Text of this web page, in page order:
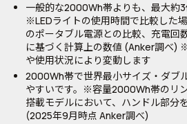
一般的な2000Wh帯よりも、最大約3
※LEDライトの使用時間で比較した
のポータブル電源との比較、充電回
に基づく計算上の数値 (Anker調べ)
や使用状況により変動します
2000Wh帯で世界最小サイズ・ダブ
やすいです。※容量2000Wh帯のリ
搭載モデルにおいて、ハンドル部分
(2025年9月時点 Anker調べ)